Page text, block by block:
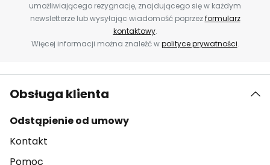
umożliwiającego rezygnację, znajdującego się w każdym
newsletterze lub wysyłając wiadomość poprzezformularz
kontaktowy.
Więcej informacji można znaleźć wpolityce prywatności.
Obsługa klienta
Odstąpienie od umowy
Kontakt
Pomoc